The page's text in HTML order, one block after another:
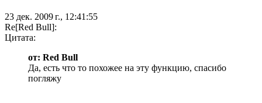
23 дек. 2009 г., 12:41:55
Re[Red Bull]:
Цитата:
от: Red Bull
Да, есть что то похожее на эту функцию, спасибо
погляжу